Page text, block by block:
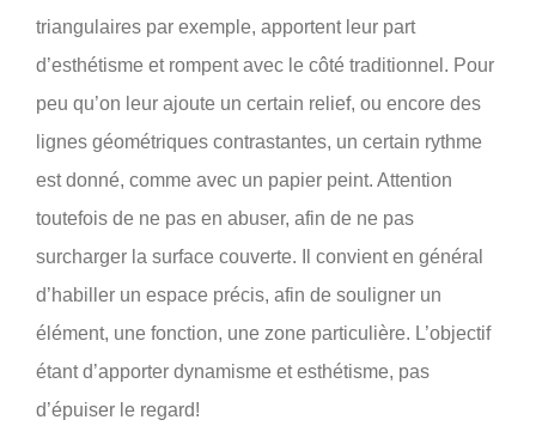
triangulaires par exemple, apportent leur part
d’esthétisme et rompent avec le côté traditionnel. Pour
peu qu’on leur ajoute un certain relief, ou encore des
lignes géométriques contrastantes, un certain rythme
est donné, comme avec un papier peint. Attention
toutefois de ne pas en abuser, afin de ne pas
surcharger la surface couverte. Il convient en général
d’habiller un espace précis, afin de souligner un
élément, une fonction, une zone particulière. L’objectif
étant d’apporter dynamisme et esthétisme, pas
d’épuiser le regard!